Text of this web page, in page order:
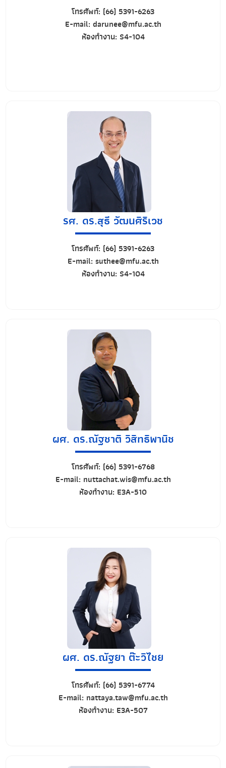
โทรศัพท์: (66) 5391-6263
E-mail: darunee@mfu.ac.th
ห้องทำงาน: S4-104
รศ. ดร.สุธี วัฒนศิริเวช
โทรศัพท์: (66) 5391-6263
E-mail: suthee@mfu.ac.th
ห้องทำงาน: S4-104
ผศ. ดร.ณัฐชาติ วิสิทธิพานิช
โทรศัพท์: (66) 5391-6768
E-mail: nuttachat.wis@mfu.ac.th
ห้องทำงาน: E3A-510
ผศ. ดร.ณัฐยา ต๊ะวิไชย
โทรศัพท์: (66) 5391-6774
E-mail: nattaya.taw@mfu.ac.th
ห้องทำงาน: E3A-507